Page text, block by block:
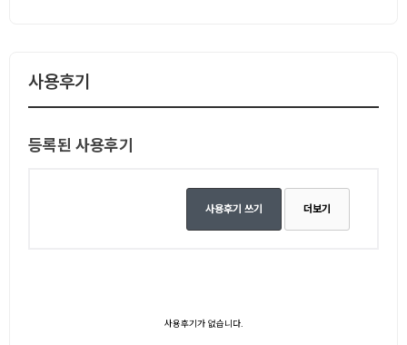
사용후기
등록된 사용후기
사용후기 쓰기 더보기
사용후기가 없습니다.